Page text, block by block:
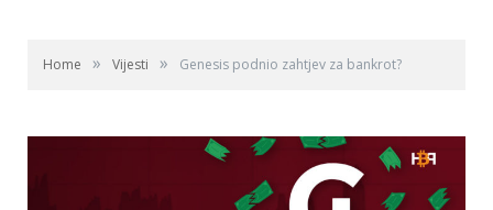
Home » Vijesti » Genesis podnio zahtjev za bankrot?